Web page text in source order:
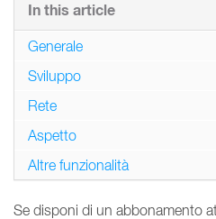
Se disponi di un abbonamento
In this article
Generale
Sviluppo
Rete
Aspetto
Altre funzionalità